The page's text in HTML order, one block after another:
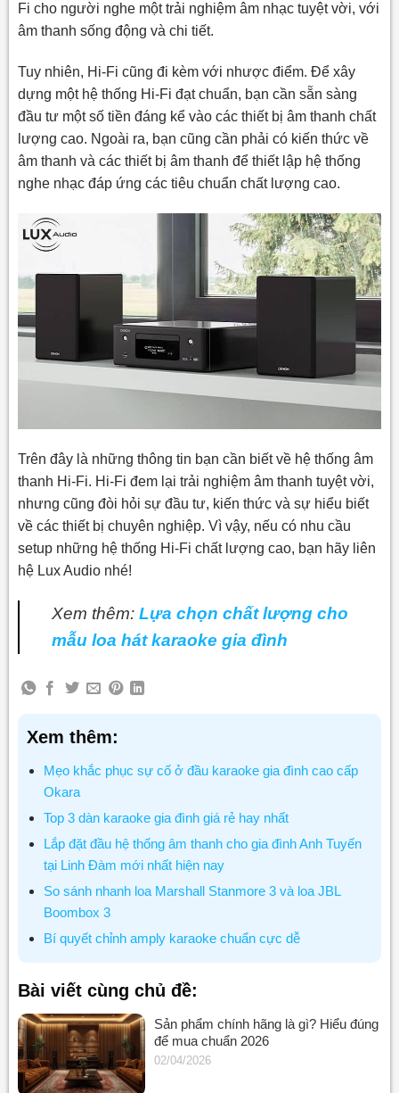
Fi cho người nghe một trải nghiệm âm nhạc tuyệt vời, với
âm thanh sống động và chi tiết.
Tuy nhiên, Hi-Fi cũng đi kèm với nhược điểm. Để xây
dựng một hệ thống Hi-Fi đạt chuẩn, bạn cần sẵn sàng
đầu tư một số tiền đáng kể vào các thiết bị âm thanh chất
lượng cao. Ngoài ra, bạn cũng cần phải có kiến thức về
âm thanh và các thiết bị âm thanh để thiết lập hệ thống
nghe nhạc đáp ứng các tiêu chuẩn chất lượng cao.
Trên đây là những thông tin bạn cần biết về hệ thống âm
thanh Hi-Fi. Hi-Fi đem lại trải nghiệm âm thanh tuyệt vời,
nhưng cũng đòi hỏi sự đầu tư, kiến thức và sự hiểu biết
về các thiết bị chuyên nghiệp. Vì vậy, nếu có nhu cầu
setup những hệ thống Hi-Fi chất lượng cao, bạn hãy liên
hệ Lux Audio nhé!
Xem thêm: Lựa chọn chất lượng cho
mẫu loa hát karaoke gia đình
Xem thêm:
Mẹo khắc phục sự cố ở đầu karaoke gia đình cao cấp
Okara
Top 3 dàn karaoke gia đình giá rẻ hay nhất
Lắp đặt đầu hệ thống âm thanh cho gia đình Anh Tuyến
tại Linh Đàm mới nhất hiện nay
So sánh nhanh loa Marshall Stanmore 3 và loa JBL
Boombox 3
Bí quyết chỉnh amply karaoke chuẩn cực dễ
Bài viết cùng chủ đề:
Sản phẩm chính hãng là gì? Hiểu đúng
để mua chuẩn 2026
02/04/2026